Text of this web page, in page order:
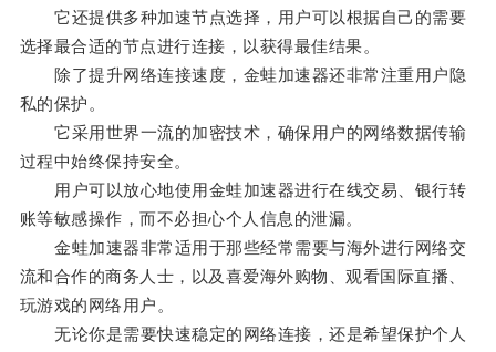
它还提供多种加速节点选择，用户可以根据自己的需要
选择最合适的节点进行连接，以获得最佳结果。
除了提升网络连接速度，金蛙加速器还非常注重用户隐
私的保护。
它采用世界一流的加密技术，确保用户的网络数据传输
过程中始终保持安全。
用户可以放心地使用金蛙加速器进行在线交易、银行转
账等敏感操作，而不必担心个人信息的泄漏。
金蛙加速器非常适用于那些经常需要与海外进行网络交
流和合作的商务人士，以及喜爱海外购物、观看国际直播、
玩游戏的网络用户。
无论你是需要快速稳定的网络连接，还是希望保护个人